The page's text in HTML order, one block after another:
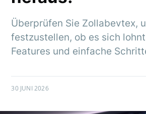
Überprüfen Sie Zollabevtex,
festzustellen, ob es sich
Features und einfache
30 JUNI 2026